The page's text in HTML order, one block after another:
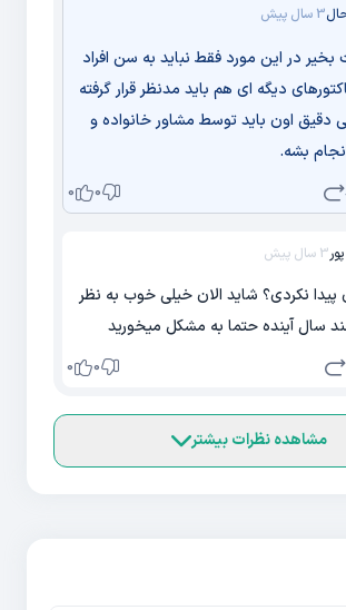
3 سال پیش
در این مورد فقط نباید به سن افراد
دیگه ای هم باید مدنظر قرار گرفته
دقیق اون باید توسط مشاور خانواده و
بشه.
0
0
3 سال پیش
پیدا نکردی؟ شاید الان خیلی خوب به نظر
سال آینده حتما به مشکل میخورید
0
0
مشاهده نظرات بیشتر